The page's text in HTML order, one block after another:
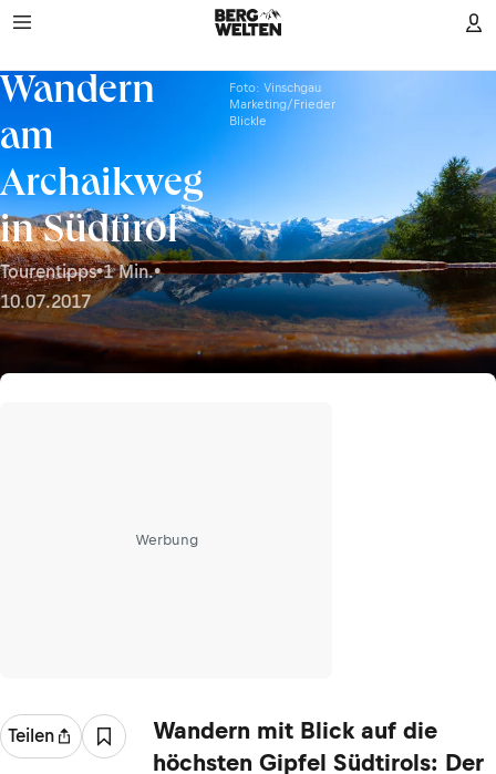
Wandern
am
Archaikweg
in Südtirol
Tourentipps•1 Min.•
10.07.2017
Foto: Vinschgau
Marketing/Frieder
Blickle
Werbung
Teilen
Wandern mit Blick auf die
höchsten Gipfel Südtirols: Der